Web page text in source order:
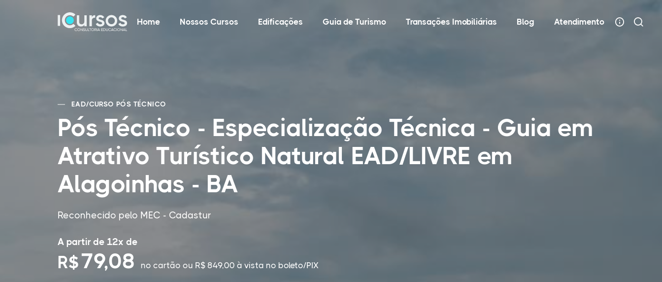
Home Nossos Cursos Edificações Guia de Turismo Transações Imobiliárias Blog Atendimento
EAD/CURSO PÓS TÉCNICO
Pós Técnico - Especialização Técnica - Guia em
Atrativo Turístico Natural EAD/LIVRE em
Alagoinhas - BA
Reconhecido pelo MEC - Cadastur
A partir de 12x de
R$79,08 no cartão ou R$ 849,00 à vista no boleto/PIX